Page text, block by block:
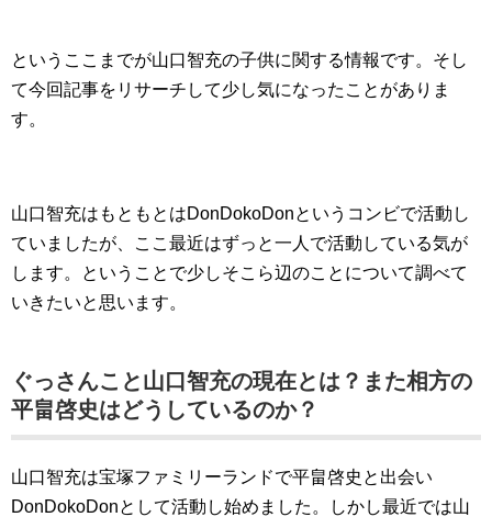
というここまでが山口智充の子供に関する情報です。そし
て今回記事をリサーチして少し気になったことがありま
す。
山口智充はもともとはDonDokoDonというコンビで活動し
ていましたが、ここ最近はずっと一人で活動している気が
します。ということで少しそこら辺のことについて調べて
いきたいと思います。
ぐっさんこと山口智充の現在とは？また相方の
平畠啓史はどうしているのか？
山口智充は宝塚ファミリーランドで平畠啓史と出会い
DonDokoDonとして活動し始めました。しかし最近では山